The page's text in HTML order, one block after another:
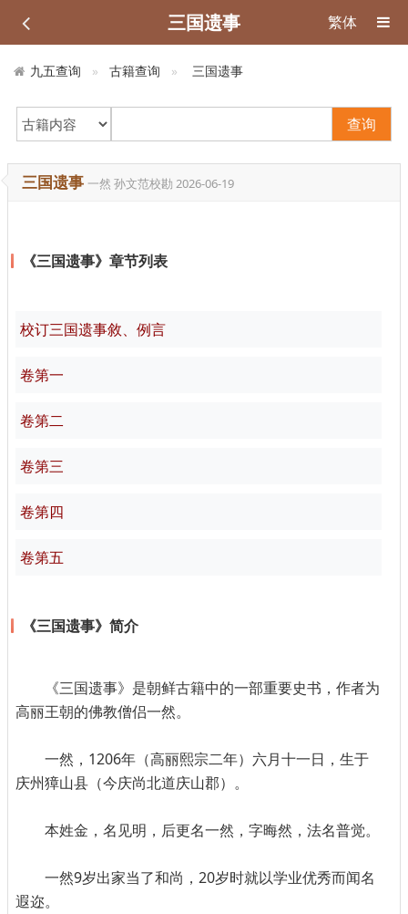
三国遗事 繁体
九五查询 古籍查询 三国遗事
查询
三国遗事 一然 孙文范校勘 2026-06-19
《三国遗事》章节列表
校订三国遗事敘、例言
卷第一
卷第二
卷第三
卷第四
卷第五
《三国遗事》简介
《三国遗事》是朝鲜古籍中的一部重要史书，作者为
高丽王朝的佛教僧侣一然。
一然，1206年（高丽熙宗二年）六月十一日，生于
庆州獐山县（今庆尚北道庆山郡）。
本姓金，名见明，后更名一然，字晦然，法名普觉。
一然9岁出家当了和尚，20岁时就以学业优秀而闻名
遐迩。